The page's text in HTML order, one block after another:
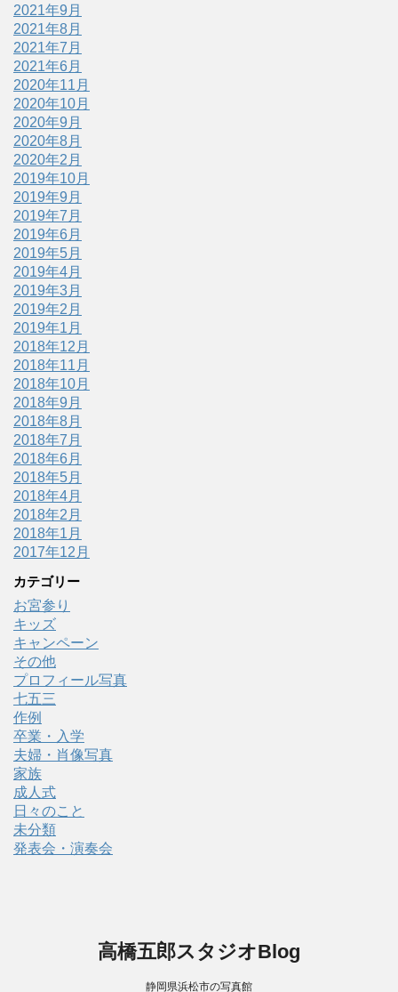
2021年9月
2021年8月
2021年7月
2021年6月
2020年11月
2020年10月
2020年9月
2020年8月
2020年2月
2019年10月
2019年9月
2019年7月
2019年6月
2019年5月
2019年4月
2019年3月
2019年2月
2019年1月
2018年12月
2018年11月
2018年10月
2018年9月
2018年8月
2018年7月
2018年6月
2018年5月
2018年4月
2018年2月
2018年1月
2017年12月
カテゴリー
お宮参り
キッズ
キャンペーン
その他
プロフィール写真
七五三
作例
卒業・入学
夫婦・肖像写真
家族
成人式
日々のこと
未分類
発表会・演奏会
高橋五郎スタジオBlog
静岡県浜松市の写真館